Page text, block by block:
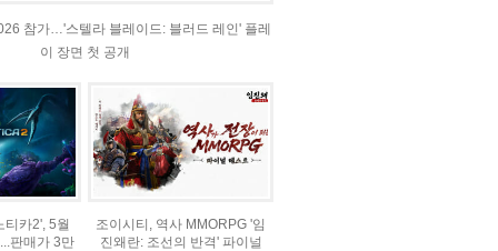
참가…'스텔라 블레이드: 블러드 레인' 플레
이 장면 첫 공개
티카2', 5월
판매가 3만
조이시티, 역사 MMORPG '임
진왜란: 조선의 반격' 파이널